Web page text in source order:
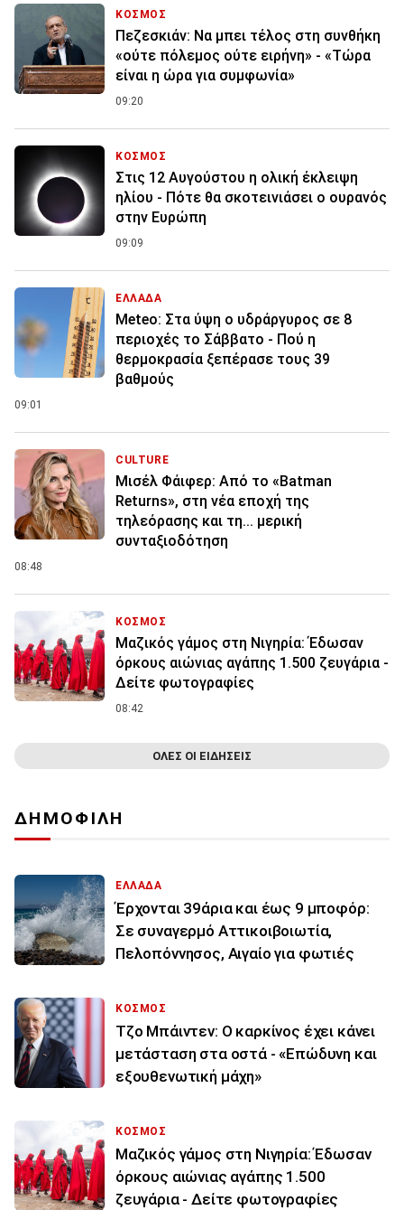
ΚΟΣΜΟΣ
Πεζεσκιάν: Να μπει τέλος στη συνθήκη
«ούτε πόλεμος ούτε ειρήνη» - «Τώρα
είναι η ώρα για συμφωνία»
09:20
ΚΟΣΜΟΣ
Στις 12 Αυγούστου η ολική έκλειψη
ηλίου - Πότε θα σκοτεινιάσει ο ουρανός
στην Ευρώπη
09:09
ΕΛΛΑΔΑ
Meteo: Στα ύψη ο υδράργυρος σε 8
περιοχές το Σάββατο - Πού η
θερμοκρασία ξεπέρασε τους 39
βαθμούς
09:01
CULTURE
Μισέλ Φάιφερ: Από το «Batman
Returns», στη νέα εποχή της
τηλεόρασης και τη... μερική
συνταξιοδότηση
08:48
ΚΟΣΜΟΣ
Μαζικός γάμος στη Νιγηρία: Έδωσαν
όρκους αιώνιας αγάπης 1.500 ζευγάρια -
Δείτε φωτογραφίες
08:42
ΟΛΕΣ ΟΙ ΕΙΔΗΣΕΙΣ
ΔΗΜΟΦΙΛΗ
ΕΛΛΑΔΑ
Έρχονται 39άρια και έως 9 μποφόρ:
Σε συναγερμό Αττικοιβοιωτία,
Πελοπόννησος, Αιγαίο για φωτιές
ΚΟΣΜΟΣ
Τζο Μπάιντεν: Ο καρκίνος έχει κάνει
μετάσταση στα οστά - «Επώδυνη και
εξουθενωτική μάχη»
ΚΟΣΜΟΣ
Μαζικός γάμος στη Νιγηρία: Έδωσαν
όρκους αιώνιας αγάπης 1.500
ζευγάρια - Δείτε φωτογραφίες